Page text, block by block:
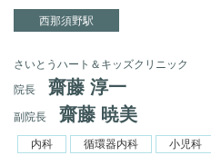
西那須野駅
さいとうハート＆キッズクリニック
院長
齋藤 淳一
副院長 齋藤 暁美
内科 循環器内科 小児科